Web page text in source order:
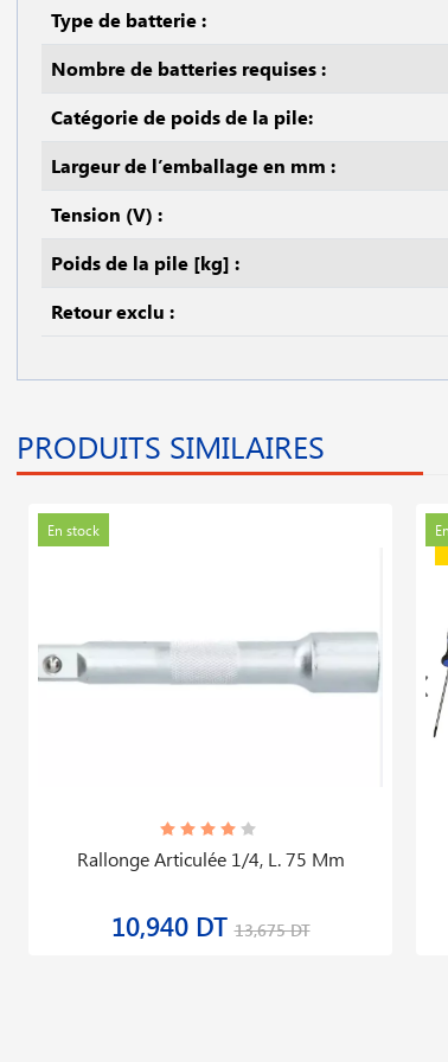
Type de batterie :
Nombre de batteries requises :
Catégorie de poids de la pile:
Largeur de l’emballage en mm :
Tension (V) :
Poids de la pile [kg] :
Retour exclu :
PRODUITS SIMILAIRES
En stock
Rallonge Articulée 1/4, L. 75 Mm
10,940 DT13,675 DT